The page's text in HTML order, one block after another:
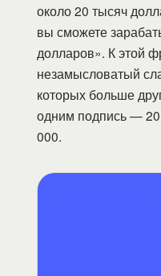
около 20 тысяч
вы сможете
долларов». К этой
незамысловатый
которых больше
одним подпись —
000.